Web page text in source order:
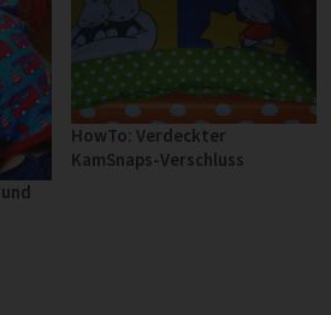
HowTo: Verdeckter
KamSnaps-Verschluss